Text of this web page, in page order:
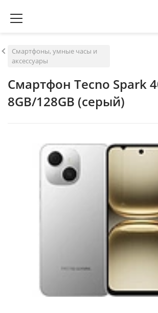
Смартфоны, умные часы и
аксессуары
Смартфон Tecno Spark
8GB/128GB (серый)